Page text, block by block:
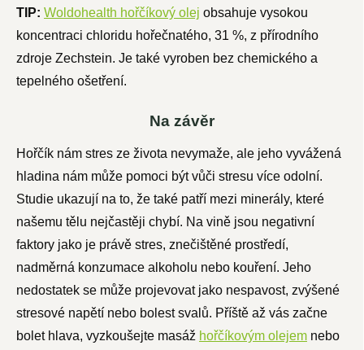
TIP: Woldohealth hořčíkový olej obsahuje vysokou
koncentraci chloridu hořečnatého, 31 %, z přírodního
zdroje Zechstein. Je také vyroben bez chemického a
tepelného ošetření.
Na závěr
Hořčík nám stres ze života nevymaže, ale jeho vyvážená
hladina nám může pomoci být vůči stresu více odolní.
Studie ukazují na to, že také patří mezi minerály, které
našemu tělu nejčastěji chybí. Na vině jsou negativní
faktory jako je právě stres, znečištěné prostředí,
nadměrná konzumace alkoholu nebo kouření. Jeho
nedostatek se může projevovat jako nespavost, zvýšené
stresové napětí nebo bolest svalů. Příště až vás začne
bolet hlava, vyzkoušejte masáž hořčíkovým olejem nebo